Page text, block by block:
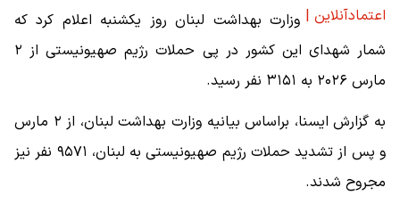
اعتمادآنلاین | وزارت بهداشت لبنان روز یکشنبه اعلام کرد که
شمار شهدای این کشور در پی حملات رژیم صهیونیستی از ۲
مارس ۲۰۲۶ به ۳۱۵۱ نفر رسید.
به گزارش ایسنا، براساس بیانیه وزارت بهداشت لبنان، از ۲ مارس
و پس از تشدید حملات رژیم صهیونیستی به لبنان، ۹۵۷۱ نفر نیز
مجروح شدند.